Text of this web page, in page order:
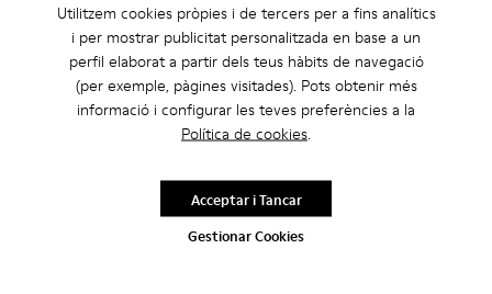
Utilitzem cookies pròpies i de tercers per a fins analítics
i per mostrar publicitat personalitzada en base a un
perfil elaborat a partir dels teus hàbits de navegació
(per exemple, pàgines visitades). Pots obtenir més
informació i configurar les teves preferències a la
Política de cookies.
Gestionar Cookies
Acceptar i Tancar
Uneix-t’hi